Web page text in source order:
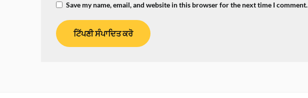
Save my name, email, and website in this browser for the next time I comment.